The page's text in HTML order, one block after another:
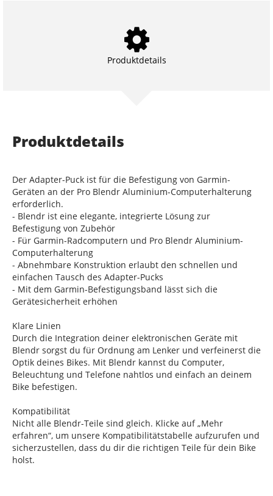
Produktdetails
Produktdetails
Der Adapter-Puck ist für die Befestigung von Garmin-
Geräten an der Pro Blendr Aluminium-Computerhalterung
erforderlich.
- Blendr ist eine elegante, integrierte Lösung zur
Befestigung von Zubehör
- Für Garmin-Radcomputern und Pro Blendr Aluminium-
Computerhalterung
- Abnehmbare Konstruktion erlaubt den schnellen und
einfachen Tausch des Adapter-Pucks
- Mit dem Garmin-Befestigungsband lässt sich die
Gerätesicherheit erhöhen
Klare Linien
Durch die Integration deiner elektronischen Geräte mit
Blendr sorgst du für Ordnung am Lenker und verfeinerst die
Optik deines Bikes. Mit Blendr kannst du Computer,
Beleuchtung und Telefone nahtlos und einfach an deinem
Bike befestigen.
Kompatibilität
Nicht alle Blendr-Teile sind gleich. Klicke auf „Mehr
erfahren“, um unsere Kompatibilitätstabelle aufzurufen und
sicherzustellen, dass du dir die richtigen Teile für dein Bike
holst.